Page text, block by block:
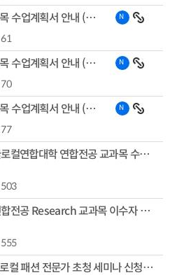
연합전공 동서대 교과목 수업계획서 안내 (융합디자인 전공) N
61
연합전공 동서대 교과목 수업계획서 안내 (휴먼메타케어 전공) N
70
연합전공 동서대 교과목 수업계획서 안내 (헤리티지콘텐츠 전공) N
77
2026학년도 2학기 글로컬연합대학 연합전공 교과목 수강신청 안내
503
2026학년도 2학기 연합전공 Research 교과목 이수자 모집안내
555
GLOW 프로그램 - 글로컬 패션 전문가 초청 세미나 신청자 모집안내